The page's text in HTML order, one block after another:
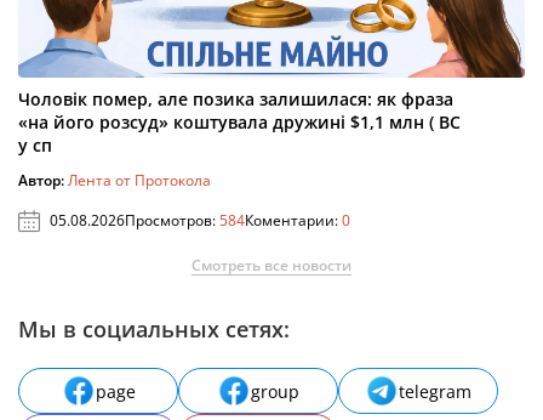
Чоловік помер, але позика залишилася: як фраза
«на його розсуд» коштувала дружині $1,1 млн ( ВС
у сп
Автор:Лента от Протокола
05.08.2026Просмотров:584Коментарии:0
Смотреть все новости
Мы в социальных сетях:
page group
telegram